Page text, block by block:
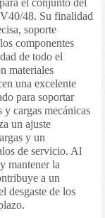
el conjunto del
48. Su finalidad
soporte
componentes
de todo el
materiales
una excelente
para soportar
cargas mecánicas
un ajuste
y un
de servicio. Al
mantener la
a un
desgaste de los